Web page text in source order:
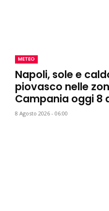
METEO
Napoli, sole e
piovasco nelle
Campania oggi 8
8 Agosto 2026 - 06:00